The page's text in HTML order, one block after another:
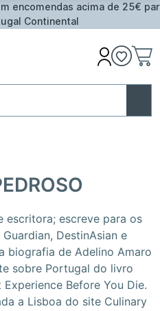
acima de 25€ para
Continental
escritora; escreve para os
DestinAsian e
biografia de Adelino Amaro
sobre Portugal do livro
Experience Before You Die.
a Lisboa do site Culinary